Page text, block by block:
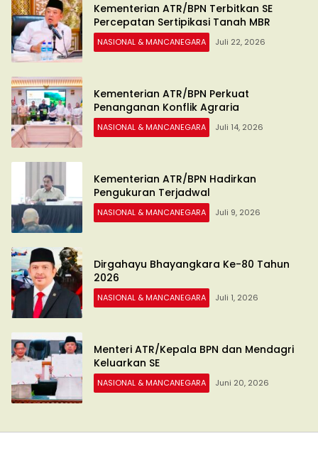
Kementerian ATR/BPN Terbitkan SE
Percepatan Sertipikasi Tanah MBR
NASIONAL & MANCANEGARA Juli 22, 2026
Kementerian ATR/BPN Perkuat
Penanganan Konflik Agraria
NASIONAL & MANCANEGARA Juli 14, 2026
Kementerian ATR/BPN Hadirkan
Pengukuran Terjadwal
NASIONAL & MANCANEGARA Juli 9, 2026
Dirgahayu Bhayangkara Ke-80 Tahun
2026
NASIONAL & MANCANEGARA Juli 1, 2026
Menteri ATR/Kepala BPN dan Mendagri
Keluarkan SE
NASIONAL & MANCANEGARA Juni 20, 2026